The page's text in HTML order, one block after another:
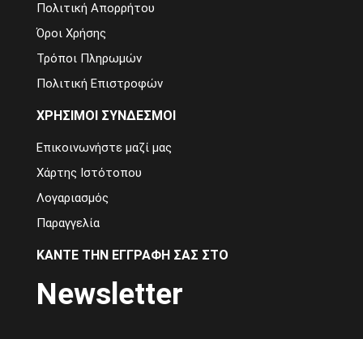
Πολιτική Απορρήτου
Όροι Χρήσης
Τρόποι Πληρωμών
Πολιτική Επιστροφών
ΧΡΉΣΙΜΟΙ ΣΎΝΔΕΣΜΟΙ
Επικοινωνήστε μαζί μας
Χάρτης Ιστότοπου
Λογαριασμός
Παραγγελία
ΚΆΝΤΕ ΤΗΝ ΕΓΓΡΑΦΉ ΣΑΣ ΣΤΟ
Newsletter